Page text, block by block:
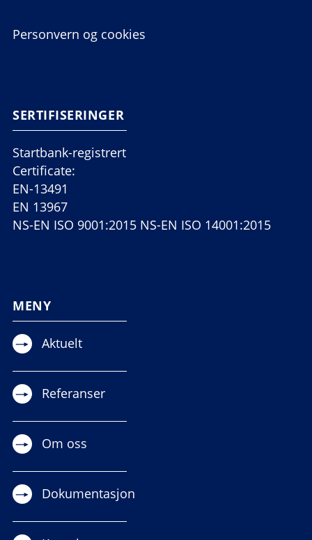
Personvern og cookies
SERTIFISERINGER
Startbank-registrert
Certificate:
EN-13491
EN 13967
NS-EN ISO 9001:2015 NS-EN ISO 14001:2015
MENY
Aktuelt
Referanser
Om oss
Dokumentasjon